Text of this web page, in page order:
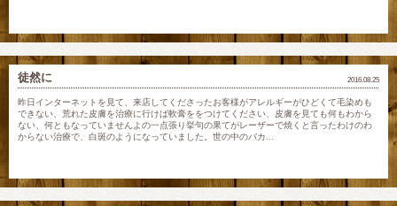
2016.08.25
徒然に
昨日インターネットを見て、来店してくださったお客様がアレルギーがひどくて毛染めも
できない、荒れた皮膚を治療に行けば軟膏ををつけてください、皮膚を見ても何もわから
ない、何ともなっていませんよの一点張り挙句の果てがレーザーで焼くと言ったわけのわ
からない治療で、白斑のようになっていました。世の中のバカ...